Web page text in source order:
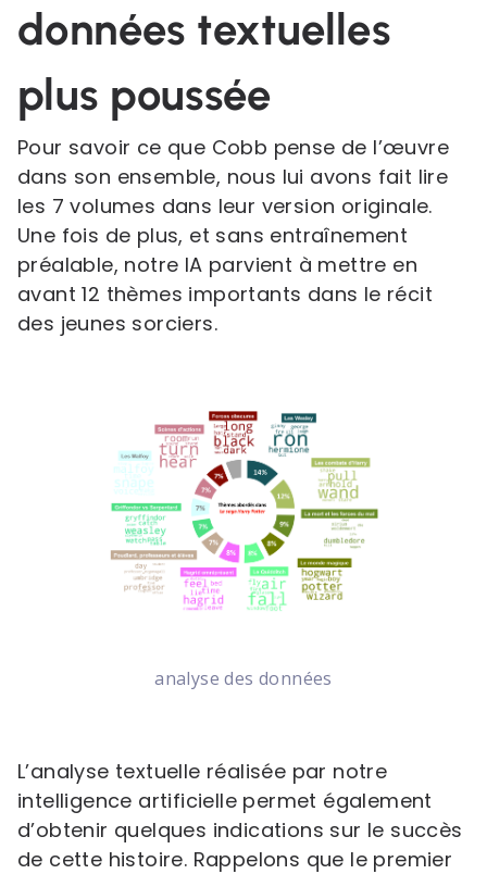
données textuelles
plus poussée
Pour savoir ce que Cobb pense de l’œuvre
dans son ensemble, nous lui avons fait lire
les 7 volumes dans leur version originale.
Une fois de plus, et sans entraînement
préalable, notre IA parvient à mettre en
avant 12 thèmes importants dans le récit
des jeunes sorciers.
analyse des données
L’analyse textuelle réalisée par notre
intelligence artificielle permet également
d’obtenir quelques indications sur le succès
de cette histoire. Rappelons que le premier